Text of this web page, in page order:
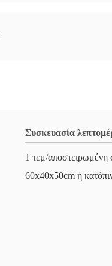
Συσκευασία
1 τεμ/
60x40x50cm ή